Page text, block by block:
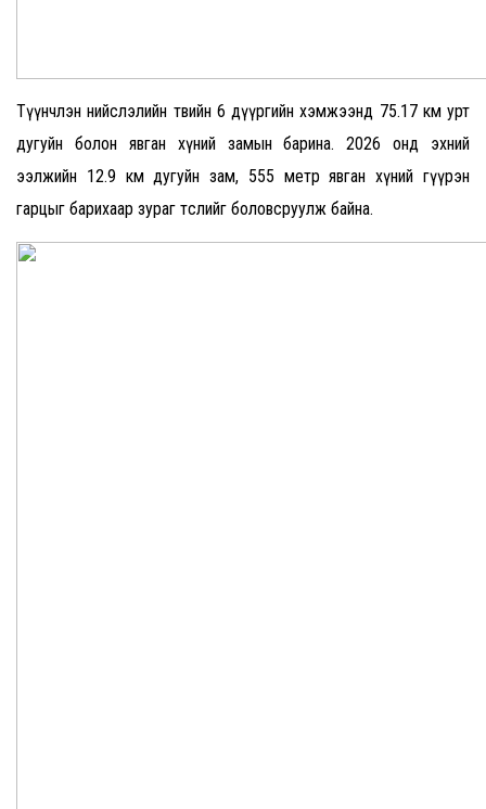
Түүнчлэн нийслэлийн төвийн 6 дүүргийн хэмжээнд 75.17 км урт
дугуйн болон явган хүний замын барина. 2026 онд эхний
ээлжийн 12.9 км дугуйн зам, 555 метр явган хүний гүүрэн
гарцыг барихаар зураг төслийг боловсруулж байна.